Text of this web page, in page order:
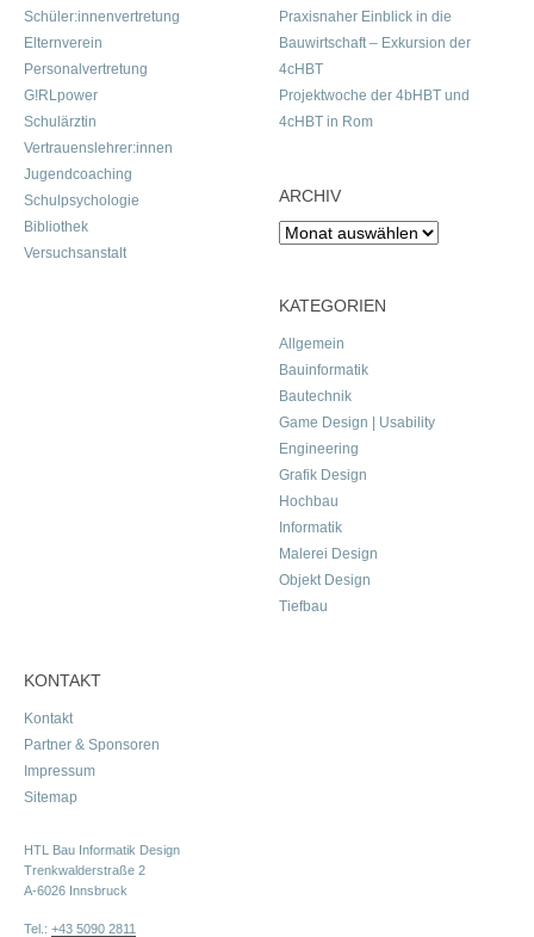
Schüler:innenvertretung
Elternverein
Personalvertretung
G!RLpower
Schulärztin
Vertrauenslehrer:innen
Jugendcoaching
Schulpsychologie
Bibliothek
Versuchsanstalt
Praxisnaher Einblick in die
Bauwirtschaft – Exkursion der
4cHBT
Projektwoche der 4bHBT und
4cHBT in Rom
ARCHIV
Archiv
KATEGORIEN
Allgemein
Bauinformatik
Bautechnik
Game Design | Usability
Engineering
Grafik Design
Hochbau
Informatik
Malerei Design
Objekt Design
Tiefbau
KONTAKT
Kontakt
Partner & Sponsoren
Impressum
Sitemap
HTL Bau Informatik Design
Trenkwalderstraße 2
A-6026 Innsbruck
Tel.: +43 5090 2811